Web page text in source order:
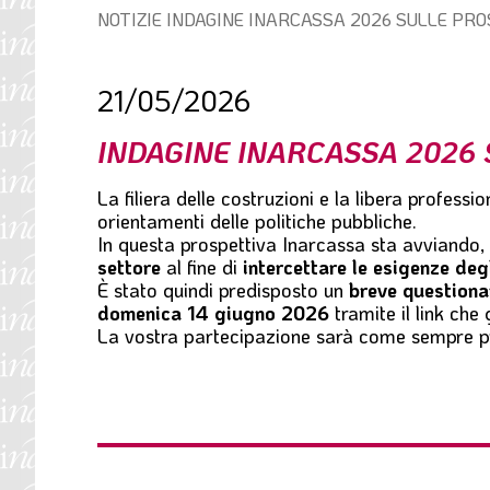
e
Percorso
NOTIZIE INDAGINE INARCASSA 2026 SULLE
21/05/2026
INDAGINE INARCASSA 2026
La filiera delle costruzioni e la libera
orientamenti delle politiche pubbliche.
In questa prospettiva Inarcassa sta
settore al fine di intercettare le esigenze
È stato quindi predisposto un breve
domenica 14 giugno 2026 tramite il link che
La vostra partecipazione sarà come sempre